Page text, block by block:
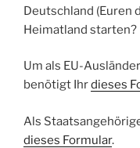
Deutschland (Euren
Heimatland starten?
Um als EU-
benötigt Ihrdieses
Als
dieses Formular.